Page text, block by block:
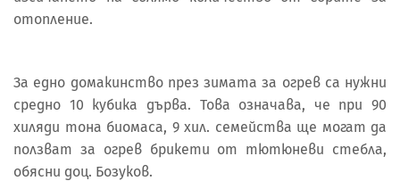
отопление.
За едно домакинство през зимата за огрев са нужни
средно 10 кубика дърва. Това означава, че при 90
хиляди тона биомаса, 9 хил. семейства ще могат да
ползват за огрев брикети от тютюневи стебла,
обясни доц. Бозуков.